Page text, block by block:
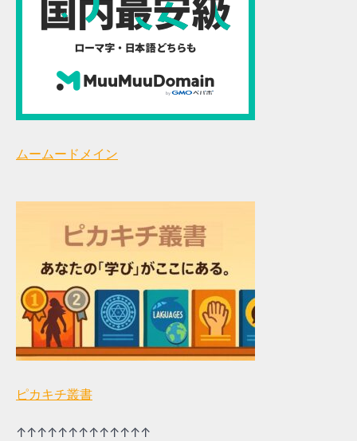
ムームードメイン
ピカキチ叢書
↑↑↑↑↑↑↑↑↑↑↑↑↑